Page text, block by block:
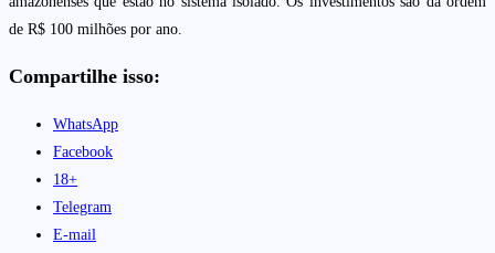
de R$ 100 milhões por ano.
Compartilhe isso:
WhatsApp
Facebook
18+
Telegram
E-mail